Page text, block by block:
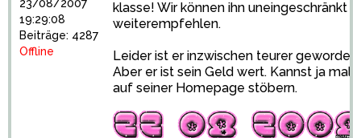
23/08/2007
19:29:08
Beiträge: 4287
Offline
klasse! Wir können ihn uneingeschränkt
weiterempfehlen.
Leider ist er inzwischen teurer geworden.
Aber er ist sein Geld wert. Kannst ja mal
auf seiner Homepage stöbern.